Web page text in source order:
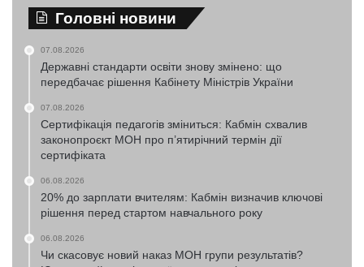
Головні новини
07.08.2026
Державні стандарти освіти знову змінено: що
передбачає рішення Кабінету Міністрів України
07.08.2026
Сертифікація педагогів зміниться: Кабмін схвалив
законопроєкт МОН про п’ятирічний термін дії
сертифіката
06.08.2026
20% до зарплати вчителям: Кабмін визначив ключові
рішення перед стартом навчального року
06.08.2026
Чи скасовує новий наказ МОН групи результатів?